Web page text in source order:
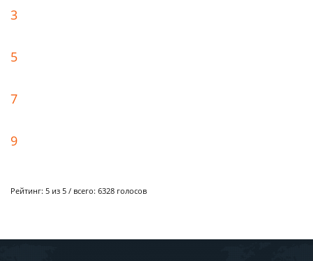
3
5
7
9
Рейтинг: 5 из 5 / всего: 6328 голосов